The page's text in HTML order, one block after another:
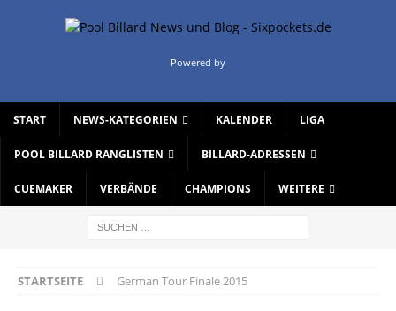
Powered by
START NEWS-KATEGORIEN KALENDER LIGA
POOL BILLARD RANGLISTEN BILLARD-ADRESSEN
CUEMAKER VERBÄNDE CHAMPIONS WEITERE
STARTSEITE German Tour Finale 2015